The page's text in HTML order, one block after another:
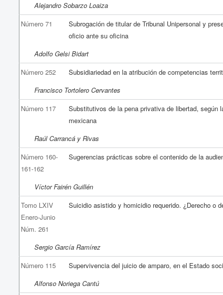
Alejandro Sobarzo Loaiza
Número 71
Subrogación de titular de Tribunal Unipersonal y
oficio ante su oficina
Adolfo Gelsi Bidart
Número 252
Subsidiariedad en la atribución de competencias
Francisco Tortolero Cervantes
Número 117
Substitutivos de la pena privativa de libertad, según
mexicana
Raúl Carrancá y Rivas
Número 160-
161-162
Sugerencias prácticas sobre el contenido de la
Víctor Fairén Guillén
Tomo LXIV
Enero-Junio
Núm. 261
Suicidio asistido y homicidio requerido. ¿Derecho o
Sergio García Ramírez
Número 115
Supervivencia del juicio de amparo, en el Estado
Alfonso Noriega Cantú